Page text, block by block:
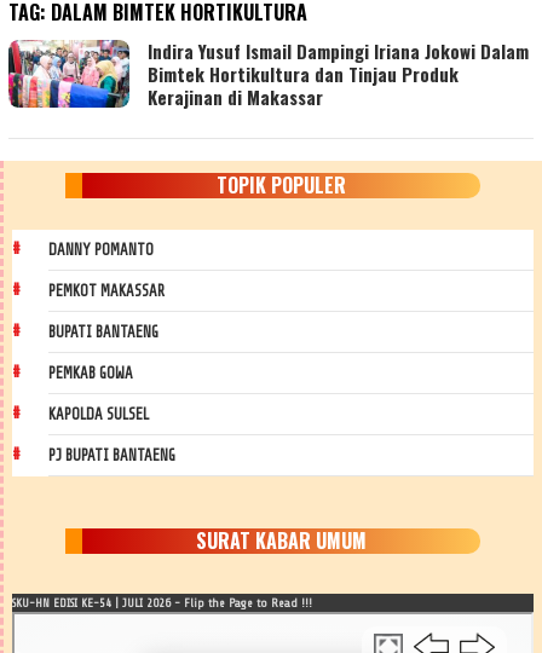
TAG: DALAM BIMTEK HORTIKULTURA
Indira Yusuf Ismail Dampingi Iriana Jokowi Dalam
Bimtek Hortikultura dan Tinjau Produk
Kerajinan di Makassar
TOPIK POPULER
DANNY POMANTO
PEMKOT MAKASSAR
BUPATI BANTAENG
PEMKAB GOWA
KAPOLDA SULSEL
PJ BUPATI BANTAENG
SURAT KABAR UMUM
SKU-HN EDISI KE-54 | JULI 2026 - Flip the Page to Read !!!